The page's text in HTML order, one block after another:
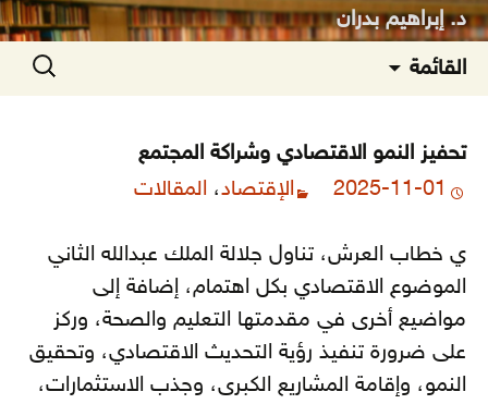
د. إبراهيم بدران
القائمة
إلى
البحث
عن:
تحفيز النمو الاقتصادي وشراكة المجتمع
2025-11-01
الإقتصاد، المقالات
ي خطاب العرش، تناول جلالة الملك عبدالله الثاني
الموضوع الاقتصادي بكل اهتمام، إضافة إلى
مواضيع أخرى في مقدمتها التعليم والصحة، وركز
على ضرورة تنفيذ رؤية التحديث الاقتصادي، وتحقيق
النمو، وإقامة المشاريع الكبرى، وجذب الاستثمارات،